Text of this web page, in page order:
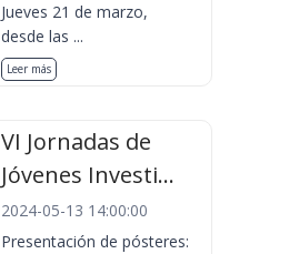
Jueves 21 de marzo,
desde las ...
Leer más
VI Jornadas de
Jóvenes Investi...
2024-05-13 14:00:00
Presentación de pósteres: